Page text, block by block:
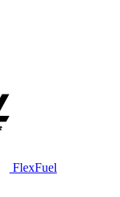
FlexFuel